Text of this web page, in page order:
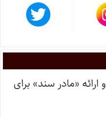
نحوه تهیه نقشه UTM و ارائه «مادر سند» برای